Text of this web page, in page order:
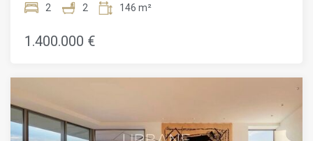
2 2 146 m²
1.400.000 €